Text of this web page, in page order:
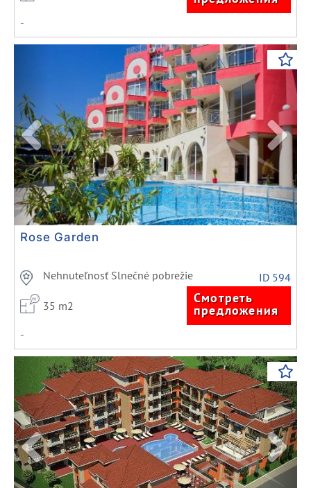
-
Next
Rose Garden
Nehnuteľnosť Slnečné pobrežie ID 594
35 m2 Смотреть
предложения
-
Previous Next